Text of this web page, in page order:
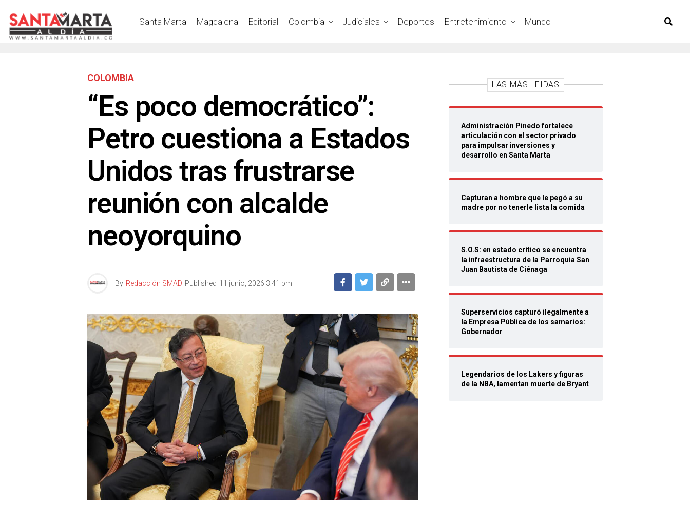
Santa Marta Magdalena Editorial Colombia Judiciales Deportes Entretenimiento Mundo
COLOMBIA
“Es poco democrático”:
Petro cuestiona a Estados
Unidos tras frustrarse
reunión con alcalde
neoyorquino
By Redacción SMAD Published 11 junio, 2026 3:41 pm
LAS MÁS LEIDAS
Administración Pinedo fortalece
articulación con el sector privado
para impulsar inversiones y
desarrollo en Santa Marta
Capturan a hombre que le pegó a su
madre por no tenerle lista la comida
S.O.S: en estado crítico se encuentra
la infraestructura de la Parroquia San
Juan Bautista de Ciénaga
Superservicios capturó ilegalmente a
la Empresa Pública de los samarios:
Gobernador
Legendarios de los Lakers y figuras
de la NBA, lamentan muerte de Bryant